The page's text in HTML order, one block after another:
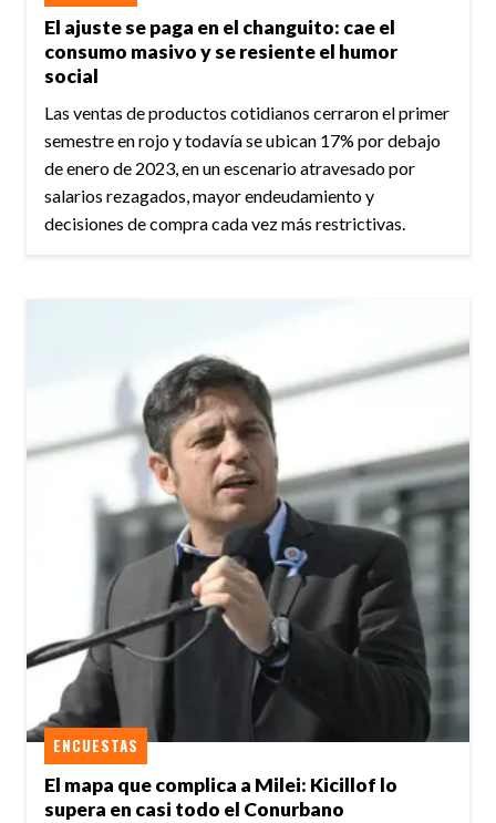
El ajuste se paga en el changuito: cae el
consumo masivo y se resiente el humor
social
Las ventas de productos cotidianos cerraron el primer
semestre en rojo y todavía se ubican 17% por debajo
de enero de 2023, en un escenario atravesado por
salarios rezagados, mayor endeudamiento y
decisiones de compra cada vez más restrictivas.
El mapa que complica a Milei: Kicillof lo
supera en casi todo el Conurbano
ENCUESTAS